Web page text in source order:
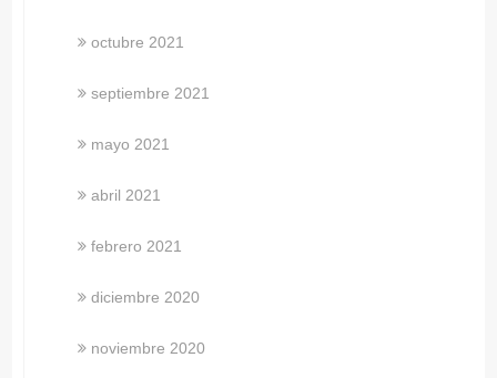
octubre 2021
septiembre 2021
mayo 2021
abril 2021
febrero 2021
diciembre 2020
noviembre 2020